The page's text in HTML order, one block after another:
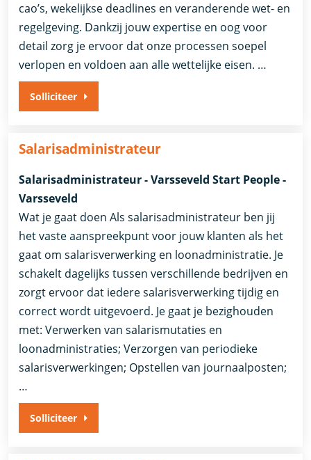
cao’s, wekelijkse deadlines en veranderende wet- en
regelgeving. Dankzij jouw expertise en oog voor
detail zorg je ervoor dat onze processen soepel
verlopen en voldoen aan alle wettelijke eisen. …
Solliciteer
Salarisadministrateur
Salarisadministrateur - Varsseveld Start People -
Varsseveld
Wat je gaat doen Als salarisadministrateur ben jij
het vaste aanspreekpunt voor jouw klanten als het
gaat om salarisverwerking en loonadministratie. Je
schakelt dagelijks tussen verschillende bedrijven en
zorgt ervoor dat iedere salarisverwerking tijdig en
correct wordt uitgevoerd. Je gaat je bezighouden
met: Verwerken van salarismutaties en
loonadministraties; Verzorgen van periodieke
salarisverwerkingen; Opstellen van journaalposten;
…
Solliciteer